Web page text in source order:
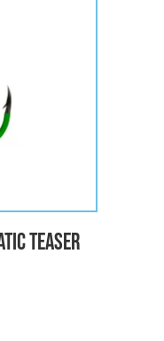
TEASER